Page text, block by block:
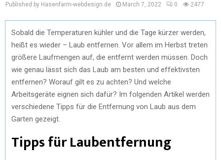
Published by Hasenfarm-webdesign.de March 7, 2022 0 2477
Sobald die Temperaturen kühler und die Tage kürzer werden,
heißt es wieder – Laub entfernen. Vor allem im Herbst treten
größere Laufmengen auf, die entfernt werden müssen. Doch
wie genau lässt sich das Laub am besten und effektivsten
entfernen? Worauf gilt es zu achten? Und welche
Arbeitsgeräte eignen sich dafür? Im folgenden Artikel werden
verschiedene Tipps für die Entfernung von Laub aus dem
Garten gezeigt.
Tipps für Laubentfernung